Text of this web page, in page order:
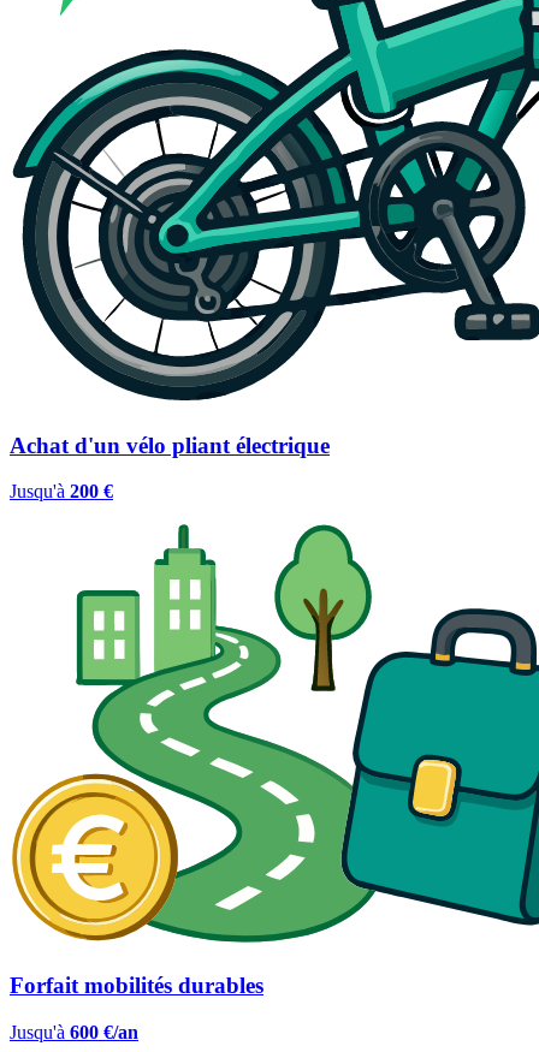
Achat d'un vélo pliant électrique
Jusqu'à 200 €
Forfait mobilités durables
Jusqu'à 600 €/an